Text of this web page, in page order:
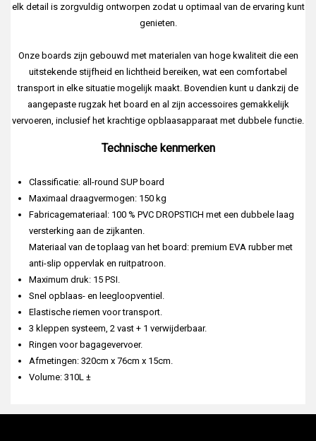
elk detail is zorgvuldig ontworpen zodat u optimaal van de ervaring kunt
genieten.
Onze boards zijn gebouwd met materialen van hoge kwaliteit die een
uitstekende stijfheid en lichtheid bereiken, wat een comfortabel
transport in elke situatie mogelijk maakt. Bovendien kunt u dankzij de
aangepaste rugzak het board en al zijn accessoires gemakkelijk
vervoeren, inclusief het krachtige opblaasapparaat met dubbele functie.
Technische kenmerken
Classificatie: all-round SUP board
Maximaal draagvermogen: 150 kg
Fabricagemateriaal: 100 % PVC DROPSTICH met een dubbele laag
versterking aan de zijkanten.
Materiaal van de toplaag van het board: premium EVA rubber met
anti-slip oppervlak en ruitpatroon.
Maximum druk: 15 PSI.
Snel opblaas- en leegloopventiel.
Elastische riemen voor transport.
3 kleppen systeem, 2 vast + 1 verwijderbaar.
Ringen voor bagagevervoer.
Afmetingen: 320cm x 76cm x 15cm.
Volume: 310L ±